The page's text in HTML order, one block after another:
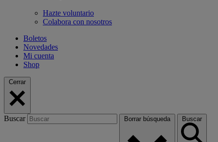
Hazte voluntario
Colabora con nosotros
Boletos
Novedades
Mi cuenta
Shop
Cerrar
Buscar Borrar búsqueda Buscar